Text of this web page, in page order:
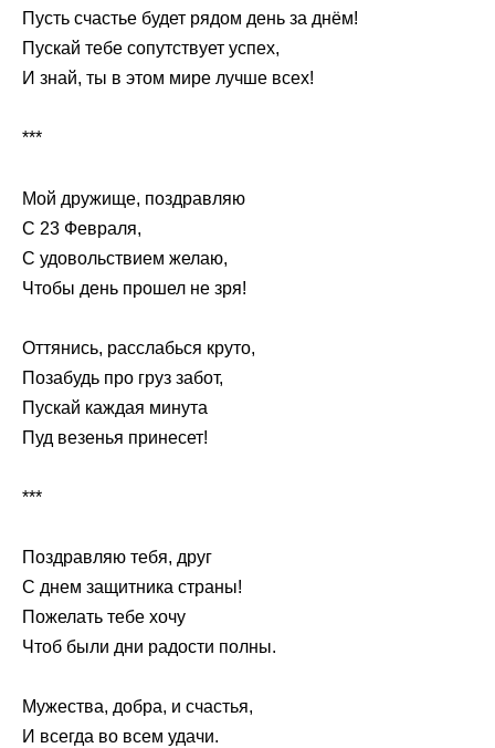
Пусть счастье будет рядом день за днём!
Пускай тебе сопутствует успех,
И знай, ты в этом мире лучше всех!
***
Мой дружище, поздравляю
С 23 Февраля,
С удовольствием желаю,
Чтобы день прошел не зря!
Оттянись, расслабься круто,
Позабудь про груз забот,
Пускай каждая минута
Пуд везенья принесет!
***
Поздравляю тебя, друг
С днем защитника страны!
Пожелать тебе хочу
Чтоб были дни радости полны.
Мужества, добра, и счастья,
И всегда во всем удачи.